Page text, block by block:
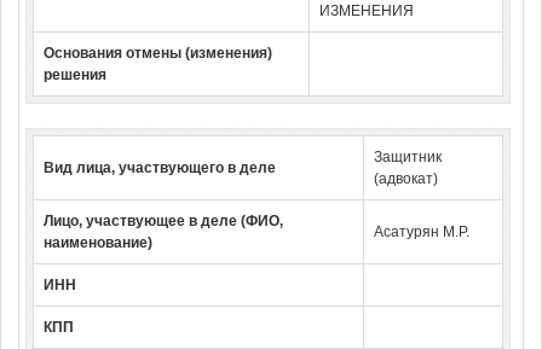
ИЗМЕНЕНИЯ
Основания отмены (изменения)
решения
Вид лица, участвующего в деле
Защитник
(адвокат)
Лицо, участвующее в деле (ФИО,
наименование)
Асатурян М.Р.
ИНН
КПП